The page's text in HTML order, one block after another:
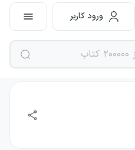
ورود کاربر